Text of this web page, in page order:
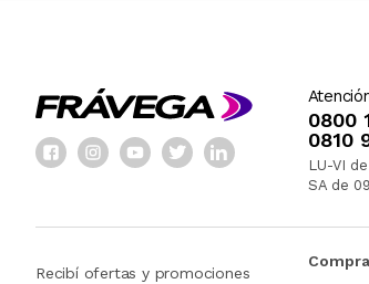
0800
0810
LU-VI
SA de
Recibí ofertas y promociones